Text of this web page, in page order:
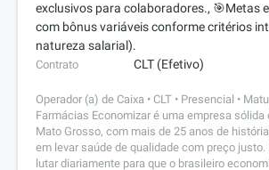
exclusivos para colaboradores., 🎯Metas
com bônus variáveis conforme critérios
natureza salarial).
Contrato CLT (Efetivo)
Operador (a) de Caixa • CLT • Presencial •
Farmácias Economizar é uma empresa sólida
Mato Grosso, com mais de 25 anos de
em levar saúde de qualidade com preço
lutar diariamente para que o brasileiro